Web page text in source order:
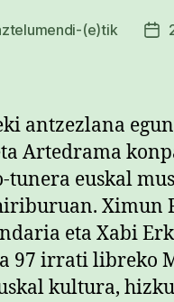
-(e)tik
antzezlana
Artedrama
euskal
Ximun
eta Xabi
97 irrati libreko
kultura,